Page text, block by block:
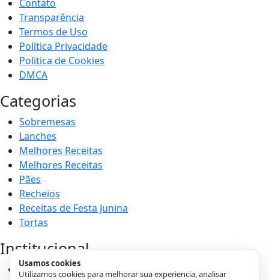
Contato
Transparência
Termos de Uso
Política Privacidade
Politica de Cookies
DMCA
Categorias
Sobremesas
Lanches
Melhores Receitas
Melhores Receitas
Pães
Recheios
Receitas de Festa Junina
Tortas
Institucional
Home
Usamos cookies
Utilizamos cookies para melhorar sua experiencia, analisar